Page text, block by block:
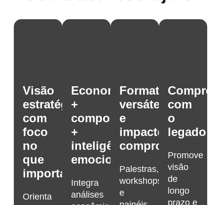
Visão
estratégica
com
foco
no
que
importa
Orienta
Economia
+
comportamento
+
inteligência
emocional
Integra
análises
Formatos
versáteis
e
impacto
comprovado
Palestras,
workshops
e
com
o
legado
Promove
visão
de
longo
prazo e